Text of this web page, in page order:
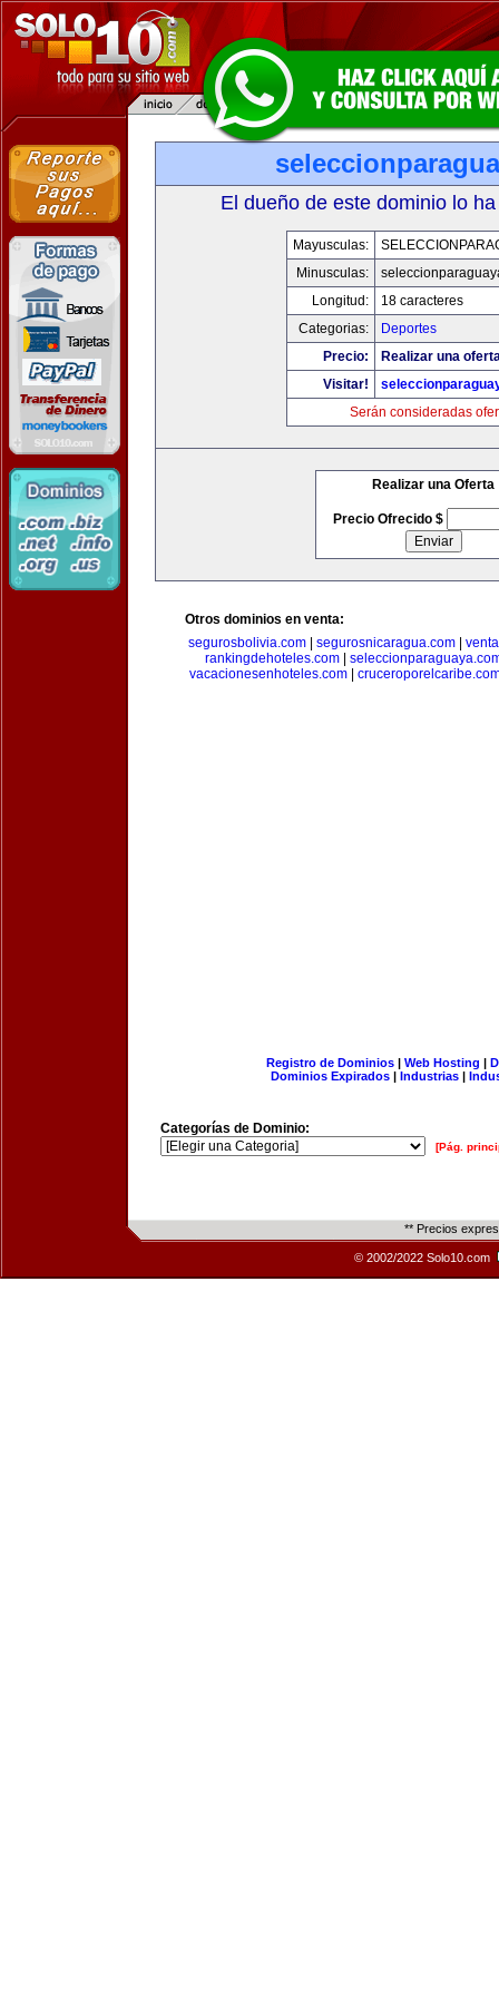
El dueño de este dominio lo
Mayusculas:
Minusculas:
Longitud:
18 caracteres
Categorias:
Deportes
Precio:
Realizar una
Visitar!
Serán consideradas
Realizar una Oferta
Precio Ofrecido $
Otros dominios en venta:
segurosbolivia.com| segurosnicaragua.com|
rankingdehoteles.com|
vacacionesenhoteles.com
Registro de Dominios| Web Hosting |
Dominios Expirados | Industrias |
Categorías de Dominio:
[Pág.
** Precios
© 2002/2022 Solo10.com